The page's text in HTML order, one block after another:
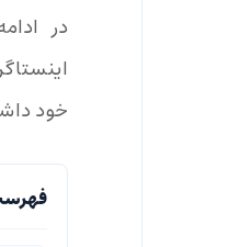
در
خود